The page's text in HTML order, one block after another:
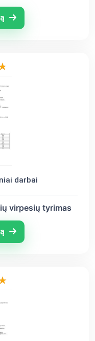
darbai
virpesių tyrimas